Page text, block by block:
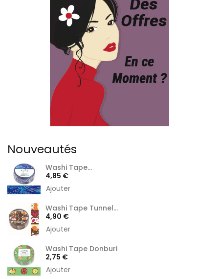
Nouveautés
Washi Tape...
Prix
4,85 €
Ajouter
Washi Tape Tunnel...
Prix
4,90 €
Ajouter
Washi Tape Donburi
Prix
2,75 €
Ajouter